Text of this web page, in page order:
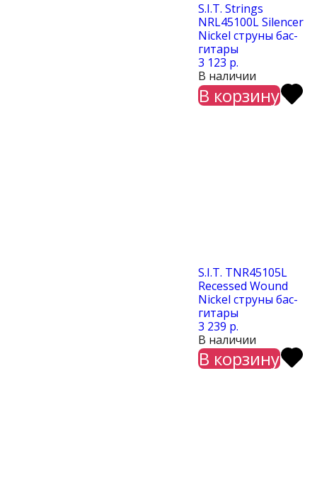
S.I.T. Strings
NRL45100L Silencer
Nickel струны бас-
гитары
3 123 р.
В наличии
В корзину
S.I.T. TNR45105L
Recessed Wound
Nickel струны бас-
гитары
3 239 р.
В наличии
В корзину